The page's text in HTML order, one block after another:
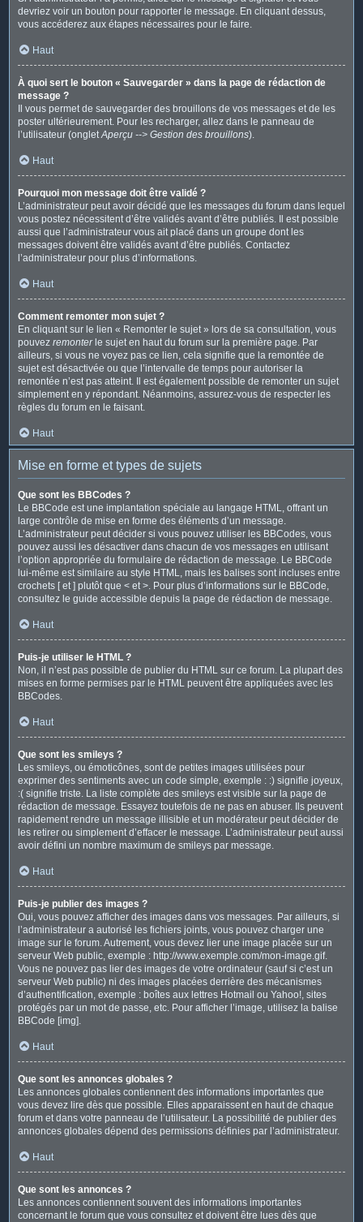
devriez voir un bouton pour rapporter le message. En cliquant dessus,
vous accéderez aux étapes nécessaires pour le faire.
Haut
À quoi sert le bouton « Sauvegarder » dans la page de rédaction de
message ?
Il vous permet de sauvegarder des brouillons de vos messages et de les
poster ultérieurement. Pour les recharger, allez dans le panneau de
l’utilisateur (ongletAperçu --> Gestion des brouillons).
Haut
Pourquoi mon message doit être validé ?
L’administrateur peut avoir décidé que les messages du forum dans lequel
vous postez nécessitent d’être validés avant d’être publiés. Il est possible
aussi que l’administrateur vous ait placé dans un groupe dont les
messages doivent être validés avant d’être publiés. Contactez
l’administrateur pour plus d’informations.
Haut
Comment remonter mon sujet ?
En cliquant sur le lien « Remonter le sujet » lors de sa consultation, vous
pouvez remonterle sujet en haut du forum sur la première page. Par
ailleurs, si vous ne voyez pas ce lien, cela signifie que la remontée de
sujet est désactivée ou que l’intervalle de temps pour autoriser la
remontée n’est pas atteint. Il est également possible de remonter un sujet
simplement en y répondant. Néanmoins, assurez-vous de respecter les
règles du forum en le faisant.
Haut
Mise en forme et types de sujets
Que sont les BBCodes ?
Le BBCode est une implantation spéciale au langage HTML, offrant un
large contrôle de mise en forme des éléments d’un message.
L’administrateur peut décider si vous pouvez utiliser les BBCodes, vous
pouvez aussi les désactiver dans chacun de vos messages en utilisant
l’option appropriée du formulaire de rédaction de message. Le BBCode
lui-même est similaire au style HTML, mais les balises sont incluses entre
crochets [ et ] plutôt que < et >. Pour plus d’informations sur le BBCode,
consultez le guide accessible depuis la page de rédaction de message.
Haut
Puis-je utiliser le HTML ?
Non, il n’est pas possible de publier du HTML sur ce forum. La plupart des
mises en forme permises par le HTML peuvent être appliquées avec les
BBCodes.
Haut
Que sont les smileys ?
Les smileys, ou émoticônes, sont de petites images utilisées pour
exprimer des sentiments avec un code simple, exemple : :) signifie joyeux,
:( signifie triste. La liste complète des smileys est visible sur la page de
rédaction de message. Essayez toutefois de ne pas en abuser. Ils peuvent
rapidement rendre un message illisible et un modérateur peut décider de
les retirer ou simplement d’effacer le message. L’administrateur peut aussi
avoir défini un nombre maximum de smileys par message.
Haut
Puis-je publier des images ?
Oui, vous pouvez afficher des images dans vos messages. Par ailleurs, si
l’administrateur a autorisé les fichiers joints, vous pouvez charger une
image sur le forum. Autrement, vous devez lier une image placée sur un
serveur Web public, exemple : http://www.exemple.com/mon-image.gif.
Vous ne pouvez pas lier des images de votre ordinateur (sauf si c’est un
serveur Web public) ni des images placées derrière des mécanismes
d’authentification, exemple : boîtes aux lettres Hotmail ou Yahoo!, sites
protégés par un mot de passe, etc. Pour afficher l’image, utilisez la balise
BBCode [img].
Haut
Que sont les annonces globales ?
Les annonces globales contiennent des informations importantes que
vous devez lire dès que possible. Elles apparaissent en haut de chaque
forum et dans votre panneau de l’utilisateur. La possibilité de publier des
annonces globales dépend des permissions définies par l’administrateur.
Haut
Que sont les annonces ?
Les annonces contiennent souvent des informations importantes
concernant le forum que vous consultez et doivent être lues dès que